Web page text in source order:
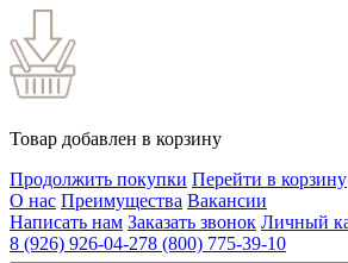
Товар добавлен в корзину
Продолжить покупки Перейти в корзину
О нас Преимущества Вакансии
Написать нам Заказать звонок Личный
8 (926) 926-04-278 (800) 775-39-10